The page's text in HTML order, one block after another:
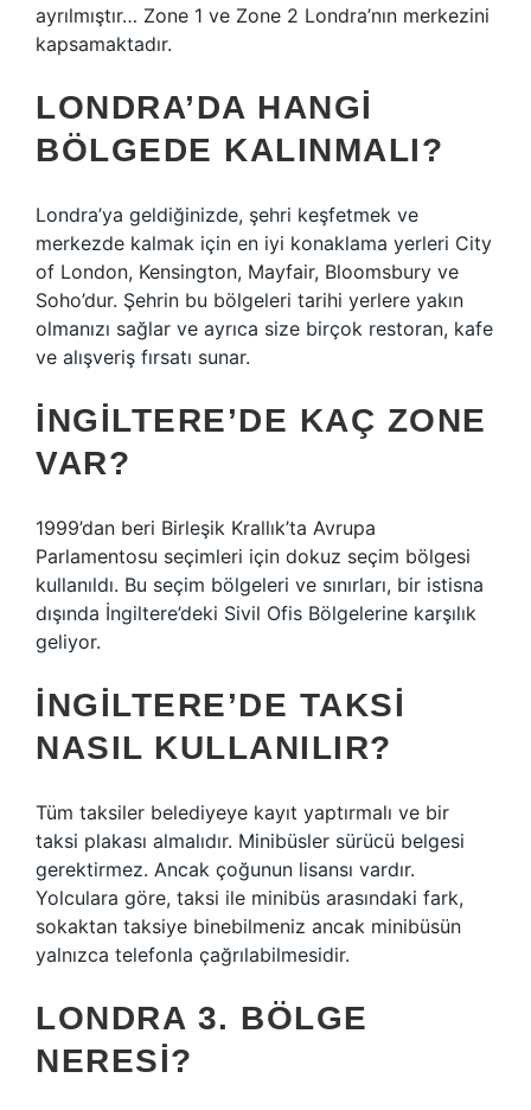
ayrılmıştır… Zone 1 ve Zone 2 Londra’nın merkezini
kapsamaktadır.
LONDRA’DA HANGI
BÖLGEDE KALINMALI?
Londra’ya geldiğinizde, şehri keşfetmek ve
merkezde kalmak için en iyi konaklama yerleri City
of London, Kensington, Mayfair, Bloomsbury ve
Soho’dur. Şehrin bu bölgeleri tarihi yerlere yakın
olmanızı sağlar ve ayrıca size birçok restoran, kafe
ve alışveriş fırsatı sunar.
İNGILTERE’DE KAÇ ZONE
VAR?
1999’dan beri Birleşik Krallık’ta Avrupa
Parlamentosu seçimleri için dokuz seçim bölgesi
kullanıldı. Bu seçim bölgeleri ve sınırları, bir istisna
dışında İngiltere’deki Sivil Ofis Bölgelerine karşılık
geliyor.
İNGILTERE’DE TAKSI
NASIL KULLANILIR?
Tüm taksiler belediyeye kayıt yaptırmalı ve bir
taksi plakası almalıdır. Minibüsler sürücü belgesi
gerektirmez. Ancak çoğunun lisansı vardır.
Yolculara göre, taksi ile minibüs arasındaki fark,
sokaktan taksiye binebilmeniz ancak minibüsün
yalnızca telefonla çağrılabilmesidir.
LONDRA 3. BÖLGE
NERESI?